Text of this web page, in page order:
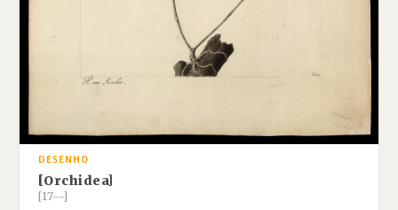
DESENHO
[Orchidea]
[17--]